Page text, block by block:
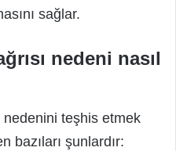
sağlar.
nedeni nasıl
nedenini teşhis etmek
bazıları şunlardır: